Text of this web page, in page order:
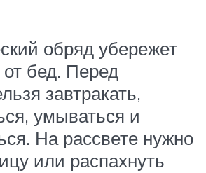
обряд убережет
бед. Перед
завтракать,
умываться и
На рассвете нужно
или распахнуть